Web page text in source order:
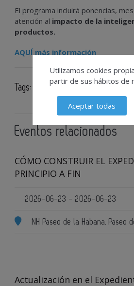
El programa incluirá ponencias,
atención al impacto de la
productos.
AQUÍ más información
Tags: AEFI
Eventos relacionados
CÓMO CONSTRUIR EL
PRINCIPIO A FIN
2026-06-23 - 2026-06-23
NH Paseo de la Habana. Paseo
Actualización en el
Utilizamos cookies
partir de sus hábitos de
Aceptar todas